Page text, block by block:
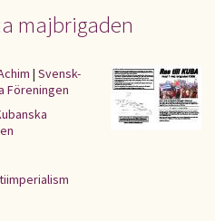
majbrigaden
| Svensk-
Föreningen